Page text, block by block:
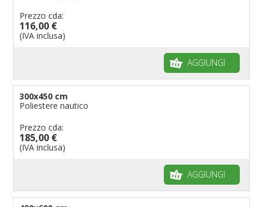
Prezzo cda:
116,00 €
(IVA inclusa)
AGGIUNGI
300x450 cm
Poliestere nautico
Prezzo cda:
185,00 €
(IVA inclusa)
AGGIUNGI